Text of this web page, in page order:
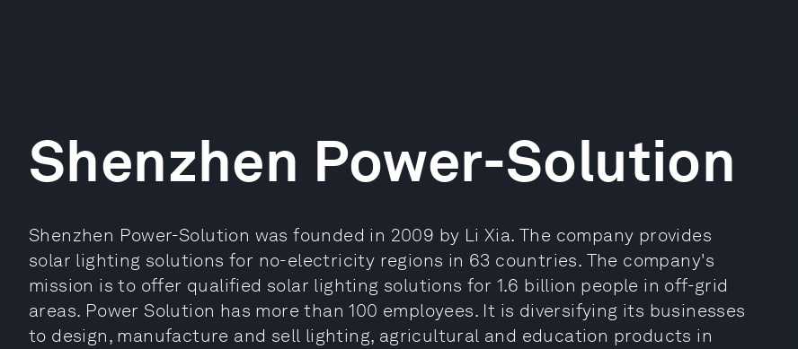
Shenzhen Power-Solution
Shenzhen Power-Solution was founded in 2009 by Li Xia. The company provides
solar lighting solutions for no-electricity regions in 63 countries. The company's
mission is to offer qualified solar lighting solutions for 1.6 billion people in off-grid
areas. Power Solution has more than 100 employees. It is diversifying its businesses
to design, manufacture and sell lighting, agricultural and education products in